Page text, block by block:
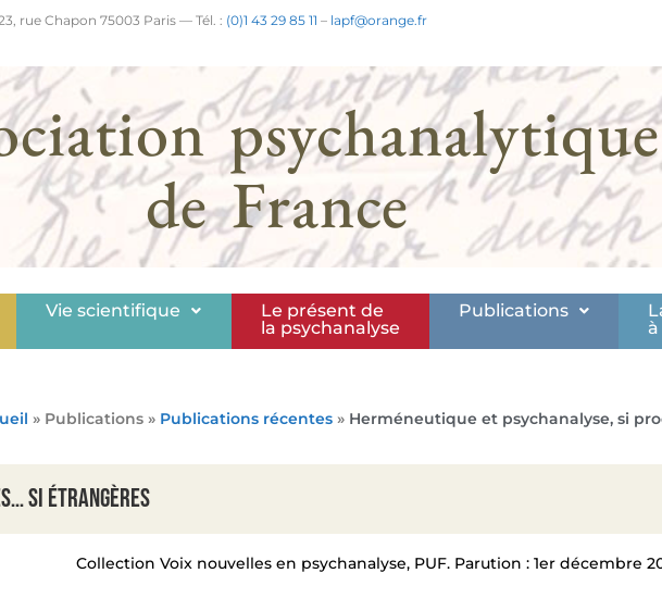
rue Chapon 75003 Paris — Tél. : (0)1 43 29 85 11 – lapf@orange.fr
psychanalytique
de France
Vie scientifique
Le présent de
la psychanalyse
Publications
à
» Publications » Publications récentes » Herméneutique et psychanalyse, si
si étrangères
Collection Voix nouvelles en psychanalyse, PUF. Parution : 1er décembre